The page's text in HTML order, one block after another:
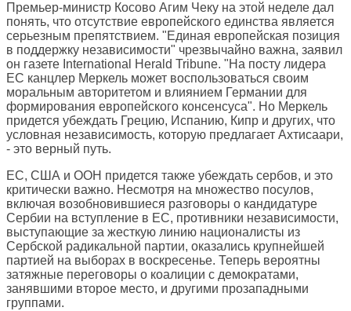
Премьер-министр Косово Агим Чеку на этой неделе дал
понять, что отсутствие европейского единства является
серьезным препятствием. "Единая европейская позиция
в поддержку независимости" чрезвычайно важна, заявил
он газете International Herald Tribune. "На посту лидера
ЕС канцлер Меркель может воспользоваться своим
моральным авторитетом и влиянием Германии для
формирования европейского консенсуса". Но Меркель
придется убеждать Грецию, Испанию, Кипр и других, что
условная независимость, которую предлагает Ахтисаари,
- это верный путь.
ЕС, США и ООН придется также убеждать сербов, и это
критически важно. Несмотря на множество посулов,
включая возобновившиеся разговоры о кандидатуре
Сербии на вступление в ЕС, противники независимости,
выступающие за жесткую линию националисты из
Сербской радикальной партии, оказались крупнейшей
партией на выборах в воскресенье. Теперь вероятны
затяжные переговоры о коалиции с демократами,
занявшими второе место, и другими прозападными
группами.